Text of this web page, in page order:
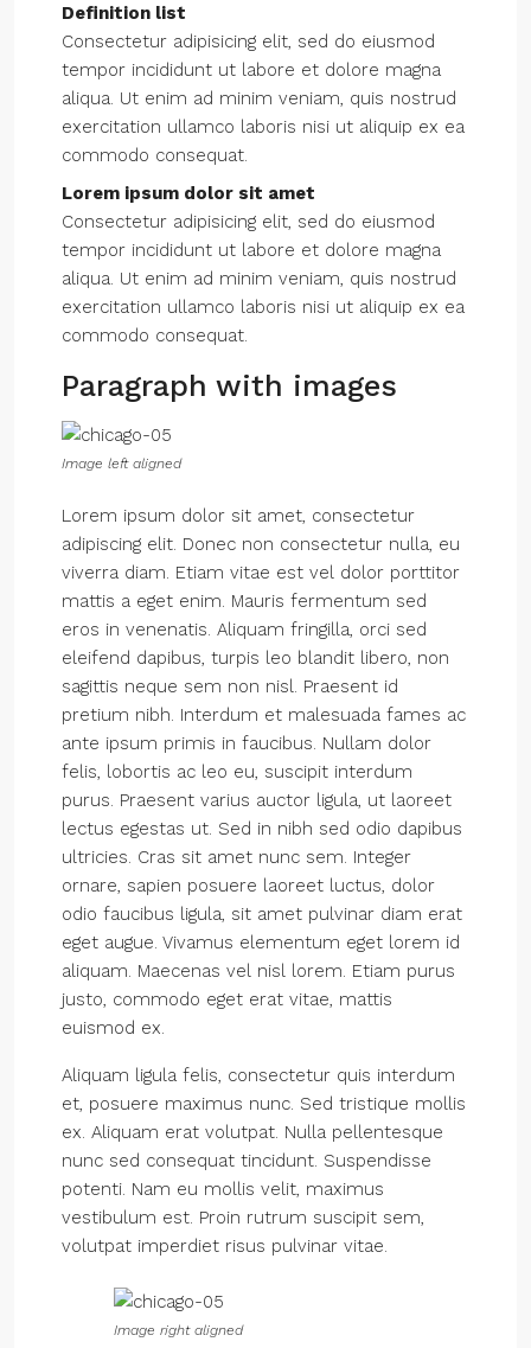
Definition list
Consectetur adipisicing elit, sed do eiusmod
tempor incididunt ut labore et dolore magna
aliqua. Ut enim ad minim veniam, quis nostrud
exercitation ullamco laboris nisi ut aliquip ex ea
commodo consequat.
Lorem ipsum dolor sit amet
Consectetur adipisicing elit, sed do eiusmod
tempor incididunt ut labore et dolore magna
aliqua. Ut enim ad minim veniam, quis nostrud
exercitation ullamco laboris nisi ut aliquip ex ea
commodo consequat.
Paragraph with images
Image left aligned
Lorem ipsum dolor sit amet, consectetur
adipiscing elit. Donec non consectetur nulla, eu
viverra diam. Etiam vitae est vel dolor porttitor
mattis a eget enim. Mauris fermentum sed
eros in venenatis. Aliquam fringilla, orci sed
eleifend dapibus, turpis leo blandit libero, non
sagittis neque sem non nisl. Praesent id
pretium nibh. Interdum et malesuada fames ac
ante ipsum primis in faucibus. Nullam dolor
felis, lobortis ac leo eu, suscipit interdum
purus. Praesent varius auctor ligula, ut laoreet
lectus egestas ut. Sed in nibh sed odio dapibus
ultricies. Cras sit amet nunc sem. Integer
ornare, sapien posuere laoreet luctus, dolor
odio faucibus ligula, sit amet pulvinar diam erat
eget augue. Vivamus elementum eget lorem id
aliquam. Maecenas vel nisl lorem. Etiam purus
justo, commodo eget erat vitae, mattis
euismod ex.
Aliquam ligula felis, consectetur quis interdum
et, posuere maximus nunc. Sed tristique mollis
ex. Aliquam erat volutpat. Nulla pellentesque
nunc sed consequat tincidunt. Suspendisse
potenti. Nam eu mollis velit, maximus
vestibulum est. Proin rutrum suscipit sem,
volutpat imperdiet risus pulvinar vitae.
Image right aligned